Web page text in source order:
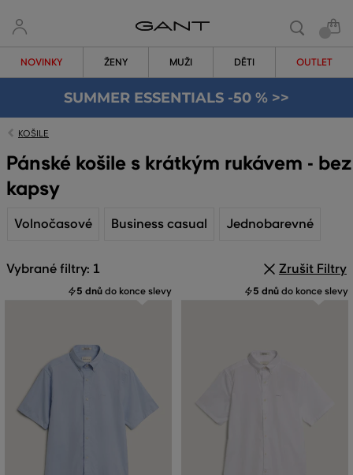
NOVINKY ŽENY MUŽI DĚTI OUTLET
SUMMER ESSENTIALS -50 % >>
KOŠILE
Pánské košile s krátkým rukávem - bez
kapsy
Volnočasové Business casual Jednobarevné
Vybrané filtry: 1 Zrušit Filtry
5 dnů do konce slevy 5 dnů do konce slevy